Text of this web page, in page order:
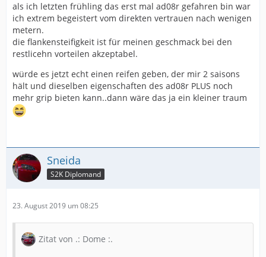
als ich letzten frühling das erst mal ad08r gefahren bin war
ich extrem begeistert vom direkten vertrauen nach wenigen
metern.
die flankensteifigkeit ist für meinen geschmack bei den
restlicehn vorteilen akzeptabel.
würde es jetzt echt einen reifen geben, der mir 2 saisons
hält und dieselben eigenschaften des ad08r PLUS noch
mehr grip bieten kann..dann wäre das ja ein kleiner traum
Sneida
S2K Diplomand
23. August 2019 um 08:25
Zitat von .: Dome :.